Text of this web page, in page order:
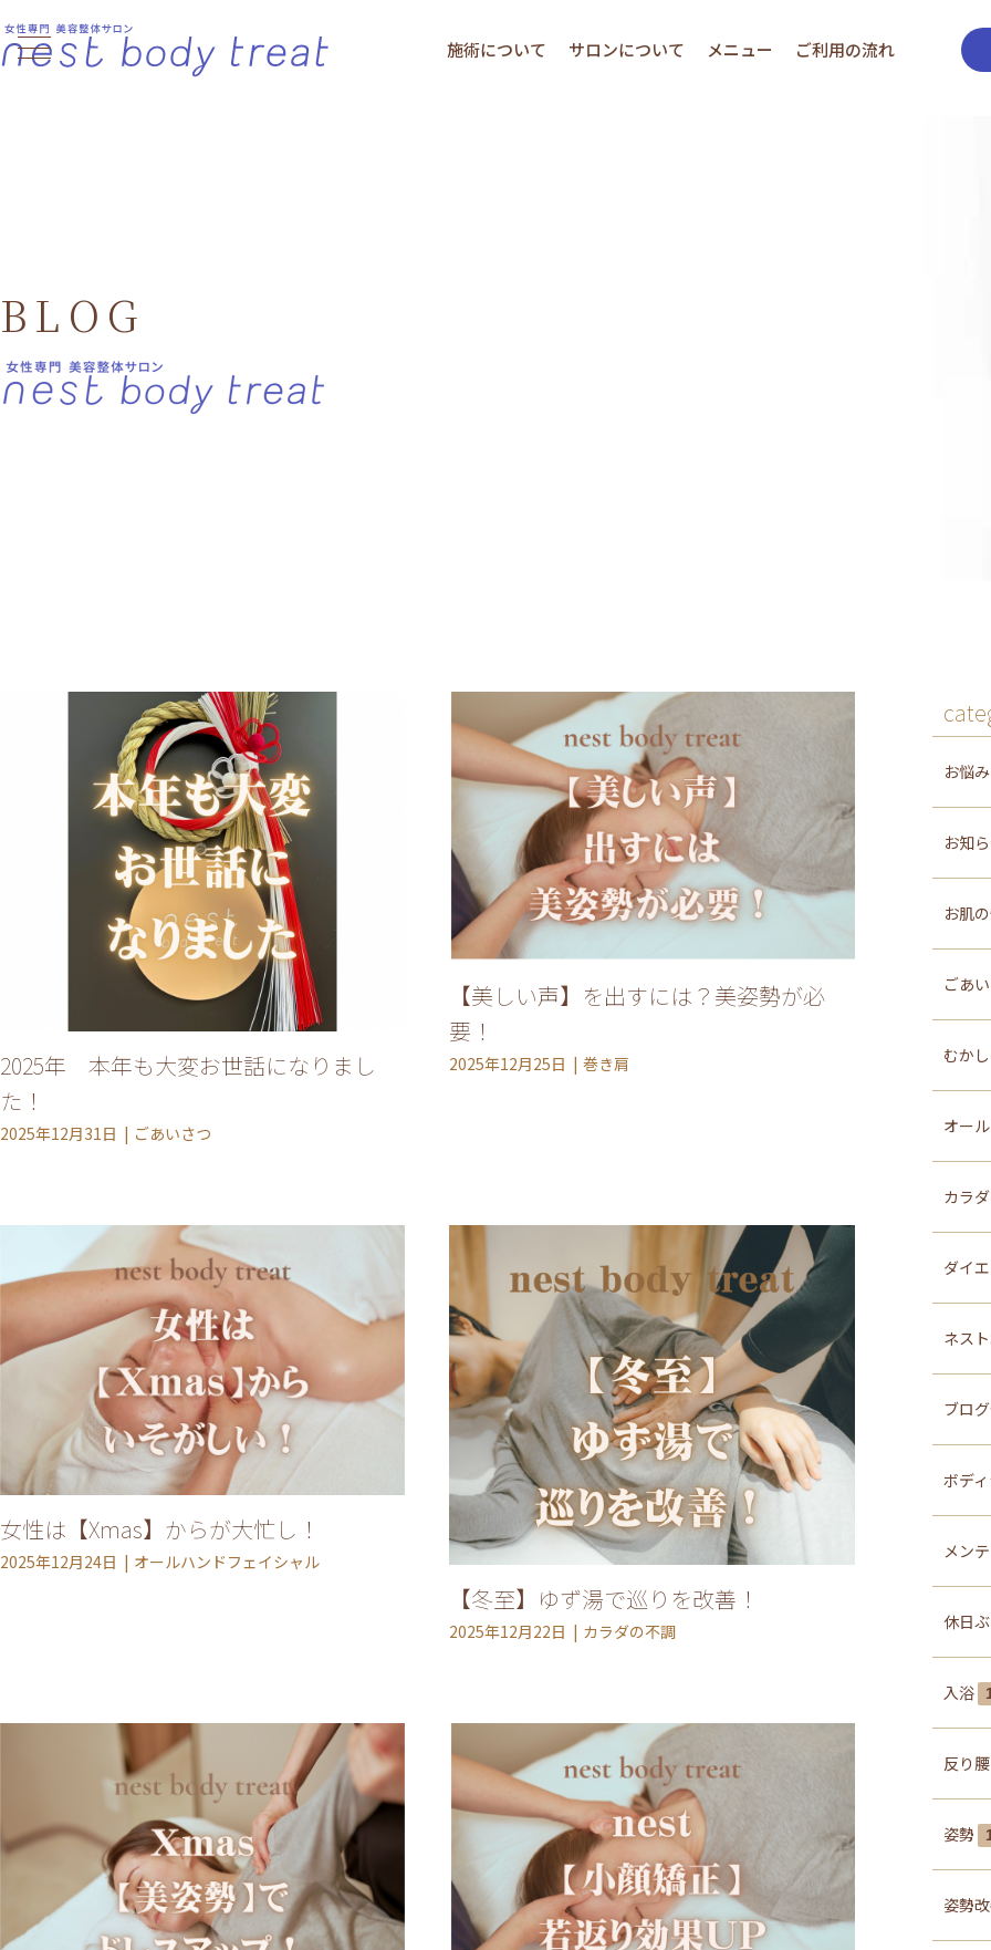
施術について サロンについて メニュー ご利用の流れ
BLOG
2025年 本年も大変お世話になりまし
た！
2025年12月31日 ごあいさつ
【美しい声】を出すには？美姿勢が必
要！
2025年12月25日 巻き肩
女性は【Xmas】からが大忙し！
2025年12月24日 オールハンドフェイシャル
【冬至】ゆず湯で巡りを改善！
2025年12月22日 カラダの不調
お悩み
お知
お肌
ごあ
むか
オー
カラ
ダイ
ネス
ブロ
ボデ
メン
休日
入浴
反り腰
姿勢
姿勢